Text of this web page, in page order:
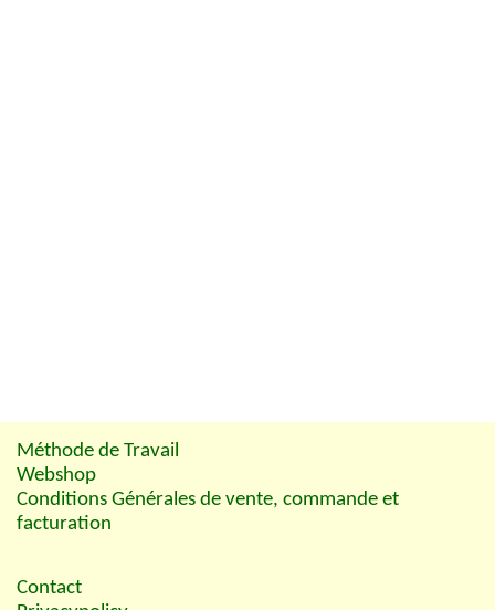
Méthode de Travail
Webshop
Conditions Générales de vente, commande et
facturation
Contact